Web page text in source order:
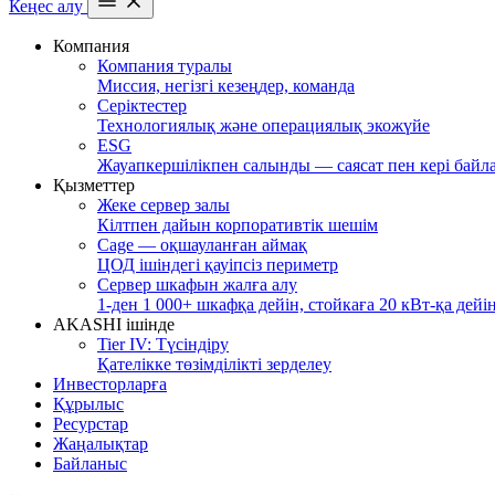
Кеңес алу
Компания
Компания туралы
Миссия, негізгі кезеңдер, команда
Серіктестер
Технологиялық және операциялық экожүйе
ESG
Жауапкершілікпен салынды — саясат пен кері
Қызметтер
Жеке сервер залы
Кілтпен дайын корпоративтік шешім
Cage — оқшауланған аймақ
ЦОД ішіндегі қауіпсіз периметр
Сервер шкафын жалға алу
1-ден 1 000+ шкафқа дейін, стойкаға 20 кВт-қа дейін
AKASHI ішінде
Tier IV: Түсіндіру
Қателікке төзімділікті зерделеу
Инвесторларға
Құрылыс
Ресурстар
Жаңалықтар
Байланыс